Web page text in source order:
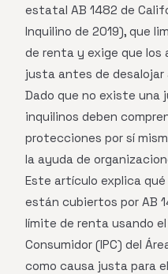
estatal AB 1482 de
Inquilino de 2019), que
de renta y exige que los
justa antes de desalojar
Dado que no existe una
inquilinos deben
protecciones por sí
la ayuda de
Este artículo explica qué
están cubiertos por AB
límite de renta usando
Consumidor (IPC) del
como causa justa para